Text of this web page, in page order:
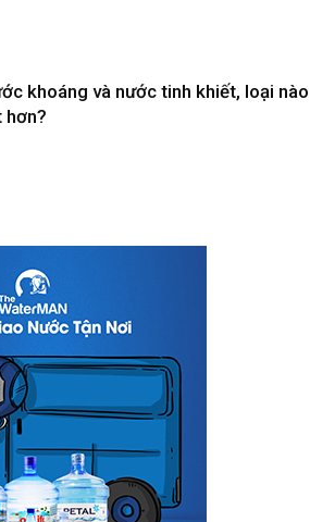
khoáng và nước tinh khiết, loại nào
hơn?